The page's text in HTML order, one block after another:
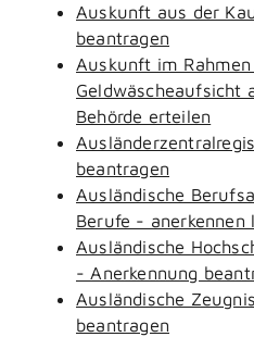
Auskunft aus der
beantragen
Auskunft im
Geldwäscheaufsicht
Behörde erteilen
beantragen
Ausländische
Berufe - anerkennen
Ausländische
- Anerkennung
Ausländische
beantragen